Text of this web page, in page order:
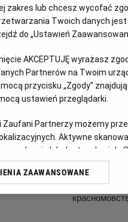
OPIS
Епос
та
реальних
Жаном де
знаний
zakres lub chcesz wycofać
Twoich danych
do „Ustawień
AKCEPTUJĘ wyrażasz
Partnerów na Twoim
przycisku „Zgody”
ustawień przeglądarki.
Zaufani Partnerzy możemy
Aktywne
urządzeniu lub dostęp do nich.
usług.
ZAAWANSOWANE